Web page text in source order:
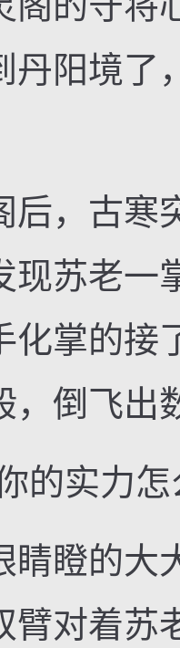
丹阳境了
，古寒
现苏老一
化掌的接
，倒飞出
实力怎
瞪的大
臂对着苏